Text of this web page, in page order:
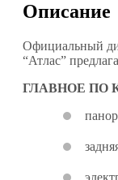
Описание
Официальный
“Атлас”
ГЛАВНОЕ ПО